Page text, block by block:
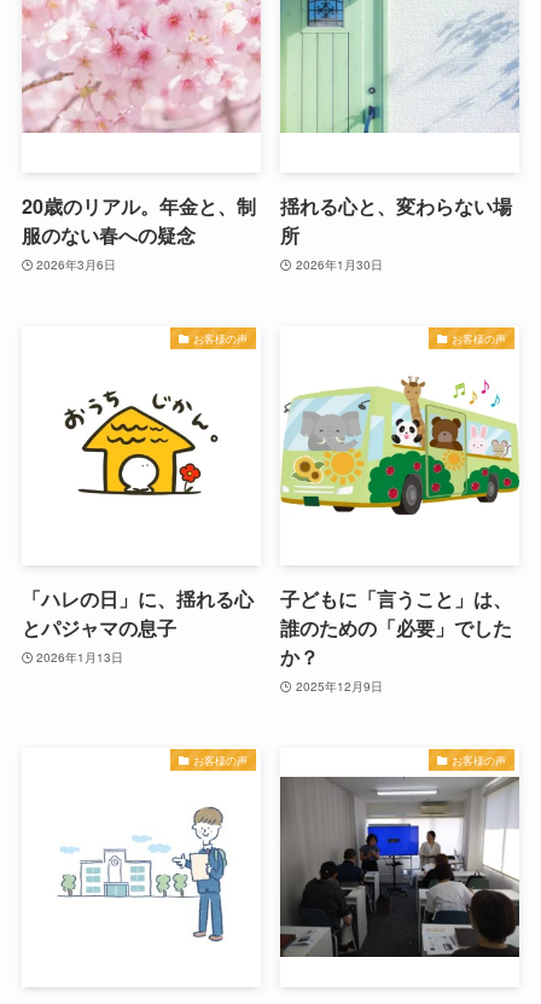
20歳のリアル。年金と、制
服のない春への疑念
2026年3月6日
揺れる心と、変わらない場
所
2026年1月30日
お客様の声
「ハレの日」に、揺れる心
とパジャマの息子
2026年1月13日
お客様の声
子どもに「言うこと」は、
誰のための「必要」でした
か？
2025年12月9日
お客様の声 お客様の声